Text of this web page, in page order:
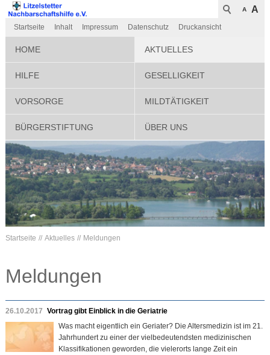
A A
Startseite Inhalt Impressum Datenschutz Druckansicht
HOME AKTUELLES
HILFE GESELLIGKEIT
VORSORGE MILDTÄTIGKEIT
BÜRGERSTIFTUNG ÜBER UNS
Startseite Aktuelles Meldungen
Meldungen
26.10.2017 Vortrag gibt Einblick in die Geriatrie
Was macht eigentlich ein Geriater? Die Altersmedizin ist im 21.
Jahrhundert zu einer der vielbedeutendsten medizinischen
Klassifikationen geworden, die vielerorts lange Zeit ein